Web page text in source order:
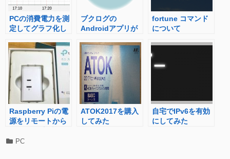
PCの消費電力を測
定してグラフ化し
ブクログの
Androidアプリが
fortune コマンド
について
Raspberry Piの電
源をリモートから
ATOK2017を購入
してみた
自宅でIPv6を有効
にしてみた
カ
PC